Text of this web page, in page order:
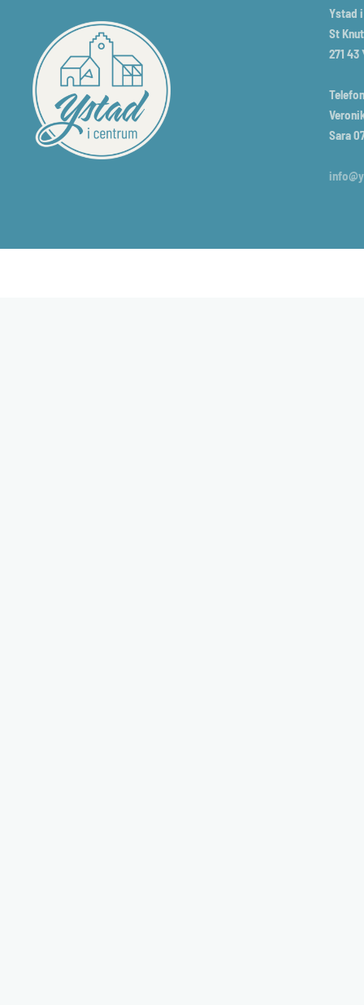
Ystad
St
271 43
Sara